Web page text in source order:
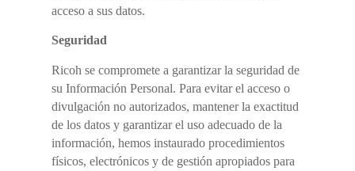
acceso a sus datos.
Seguridad
Ricoh se compromete a garantizar la seguridad de
su Información Personal. Para evitar el acceso o
divulgación no autorizados, mantener la exactitud
de los datos y garantizar el uso adecuado de la
información, hemos instaurado procedimientos
físicos, electrónicos y de gestión apropiados para